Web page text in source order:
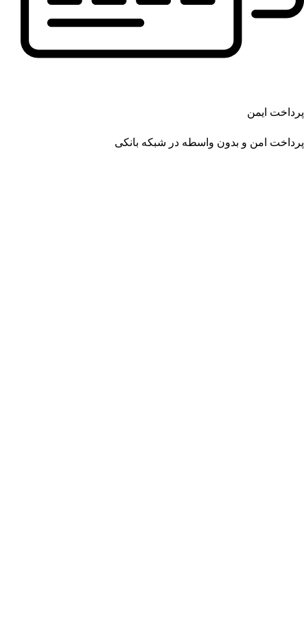
پرداخت ایمن
پرداخت امن و بدون واسطه در شبکه بانکی